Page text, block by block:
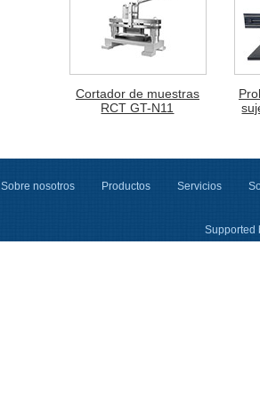
Cortador de muestras
RCT GT-N11
Sobre nosotros Productos Servicios
Supported